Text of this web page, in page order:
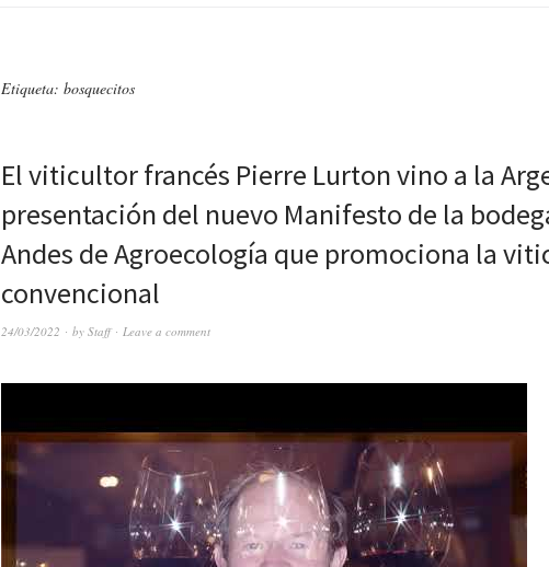
Etiqueta: bosquecitos
El viticultor francés Pierre Lurton vino a la
presentación del nuevo Manifesto de la
Andes de Agroecología que promociona la
convencional
24/03/2022 by Staff Leave a comment